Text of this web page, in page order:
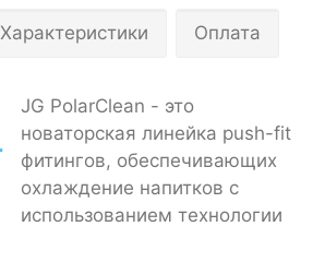
Характеристики Оплата
JG PolarClean - это
новаторская линейка push-fit
фитингов, обеспечивающих
охлаждение напитков с
использованием технологии